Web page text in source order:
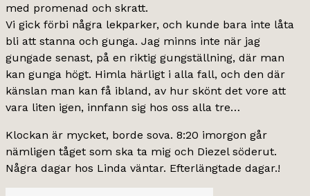
med promenad och skratt.
Vi gick förbi några lekparker, och kunde bara inte låta
bli att stanna och gunga. Jag minns inte när jag
gungade senast, på en riktig gungställning, där man
kan gunga högt. Himla härligt i alla fall, och den där
känslan man kan få ibland, av hur skönt det vore att
vara liten igen, innfann sig hos oss alla tre…
Klockan är mycket, borde sova. 8:20 imorgon går
nämligen tåget som ska ta mig och Diezel söderut.
Några dagar hos Linda väntar. Efterlängtade dagar.!